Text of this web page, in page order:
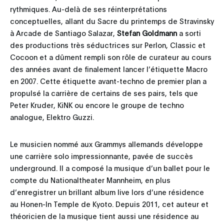
rythmiques. Au-delà de ses réinterprétations
conceptuelles, allant du Sacre du printemps de Stravinsky
à Arcade de Santiago Salazar, Stefan Goldmann a sorti
des productions très séductrices sur Perlon, Classic et
Cocoon et a dûment rempli son rôle de curateur au cours
des années avant de finalement lancer l’étiquette Macro
en 2007. Cette étiquette avant-techno de premier plan a
propulsé la carrière de certains de ses pairs, tels que
Peter Kruder, KiNK ou encore le groupe de techno
analogue, Elektro Guzzi.
Le musicien nommé aux Grammys allemands développe
une carrière solo impressionnante, pavée de succès
underground. Il a composé la musique d’un ballet pour le
compte du Nationaltheater Mannheim, en plus
d’enregistrer un brillant album live lors d’une résidence
au Honen-In Temple de Kyoto. Depuis 2011, cet auteur et
théoricien de la musique tient aussi une résidence au